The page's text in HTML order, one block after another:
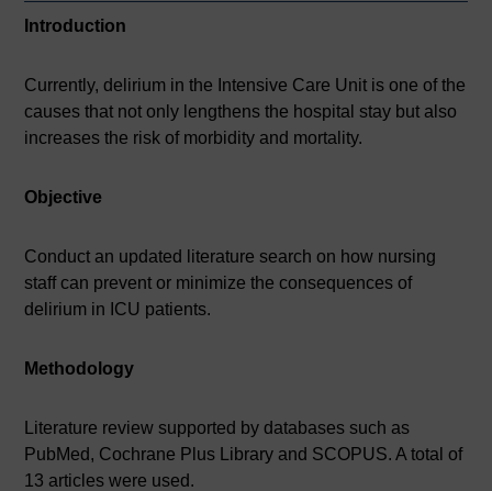
Introduction
Currently, delirium in the Intensive Care Unit is one of the
causes that not only lengthens the hospital stay but also
increases the risk of morbidity and mortality.
Objective
Conduct an updated literature search on how nursing
staff can prevent or minimize the consequences of
delirium in ICU patients.
Methodology
Literature review supported by databases such as
PubMed, Cochrane Plus Library and SCOPUS. A total of
13 articles were used.